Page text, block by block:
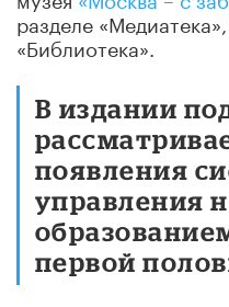
разделе
«Библиотека».
В издании
появления
управления
первой